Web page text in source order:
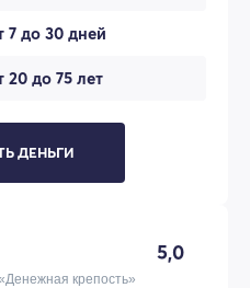
7 до 30 дней
20 до 75 лет
ДЕНЬГИ
5,0
крепость»